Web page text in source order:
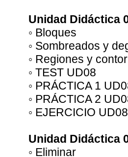
Unidad Didáctica
◦ Bloques
◦ Sombreados y
◦ Regiones y
◦ TEST UD08
◦ PRÁCTICA 1
◦ PRÁCTICA 2
◦ EJERCICIO
Unidad Didáctica
◦ Eliminar